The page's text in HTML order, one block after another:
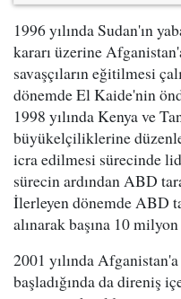
1996 yılında Sudan'ın
kararı üzerine
savaşçıların eğitilmesi
dönemde El Kaide'nin
1998 yılında Kenya ve
büyükelçiliklerine
icra edilmesi sürecinde
sürecin ardından ABD
İlerleyen dönemde ABD
alınarak başına 10
2001 yılında
başladığında da direniş